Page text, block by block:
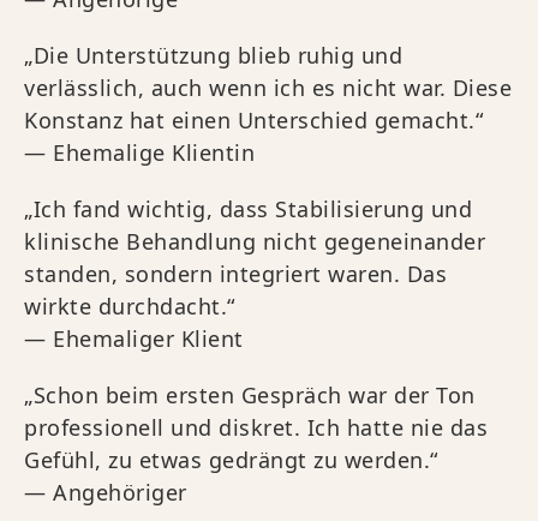
„Die Unterstützung blieb ruhig und
verlässlich, auch wenn ich es nicht war. Diese
Konstanz hat einen Unterschied gemacht.“
— Ehemalige Klientin
„Ich fand wichtig, dass Stabilisierung und
klinische Behandlung nicht gegeneinander
standen, sondern integriert waren. Das
wirkte durchdacht.“
— Ehemaliger Klient
„Schon beim ersten Gespräch war der Ton
professionell und diskret. Ich hatte nie das
Gefühl, zu etwas gedrängt zu werden.“
— Angehöriger